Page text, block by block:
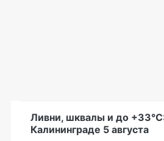
Ливни, шквалы и до
Калининграде 5 августа